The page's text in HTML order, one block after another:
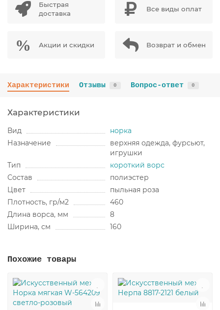
Быстрая
доставка
Все виды оплат
Акции и скидки Возврат и обмен
Характеристики Отзывы 0 Вопрос-ответ 0
Характеристики
Вид
норка
Назначение
верхняя одежда, фурсьют,
игрушки
Тип
короткий ворс
Состав
полиэстер
Цвет
пыльная роза
Плотность, гр/м2
460
Длина ворса, мм
8
Ширина, см
160
Похожие товары